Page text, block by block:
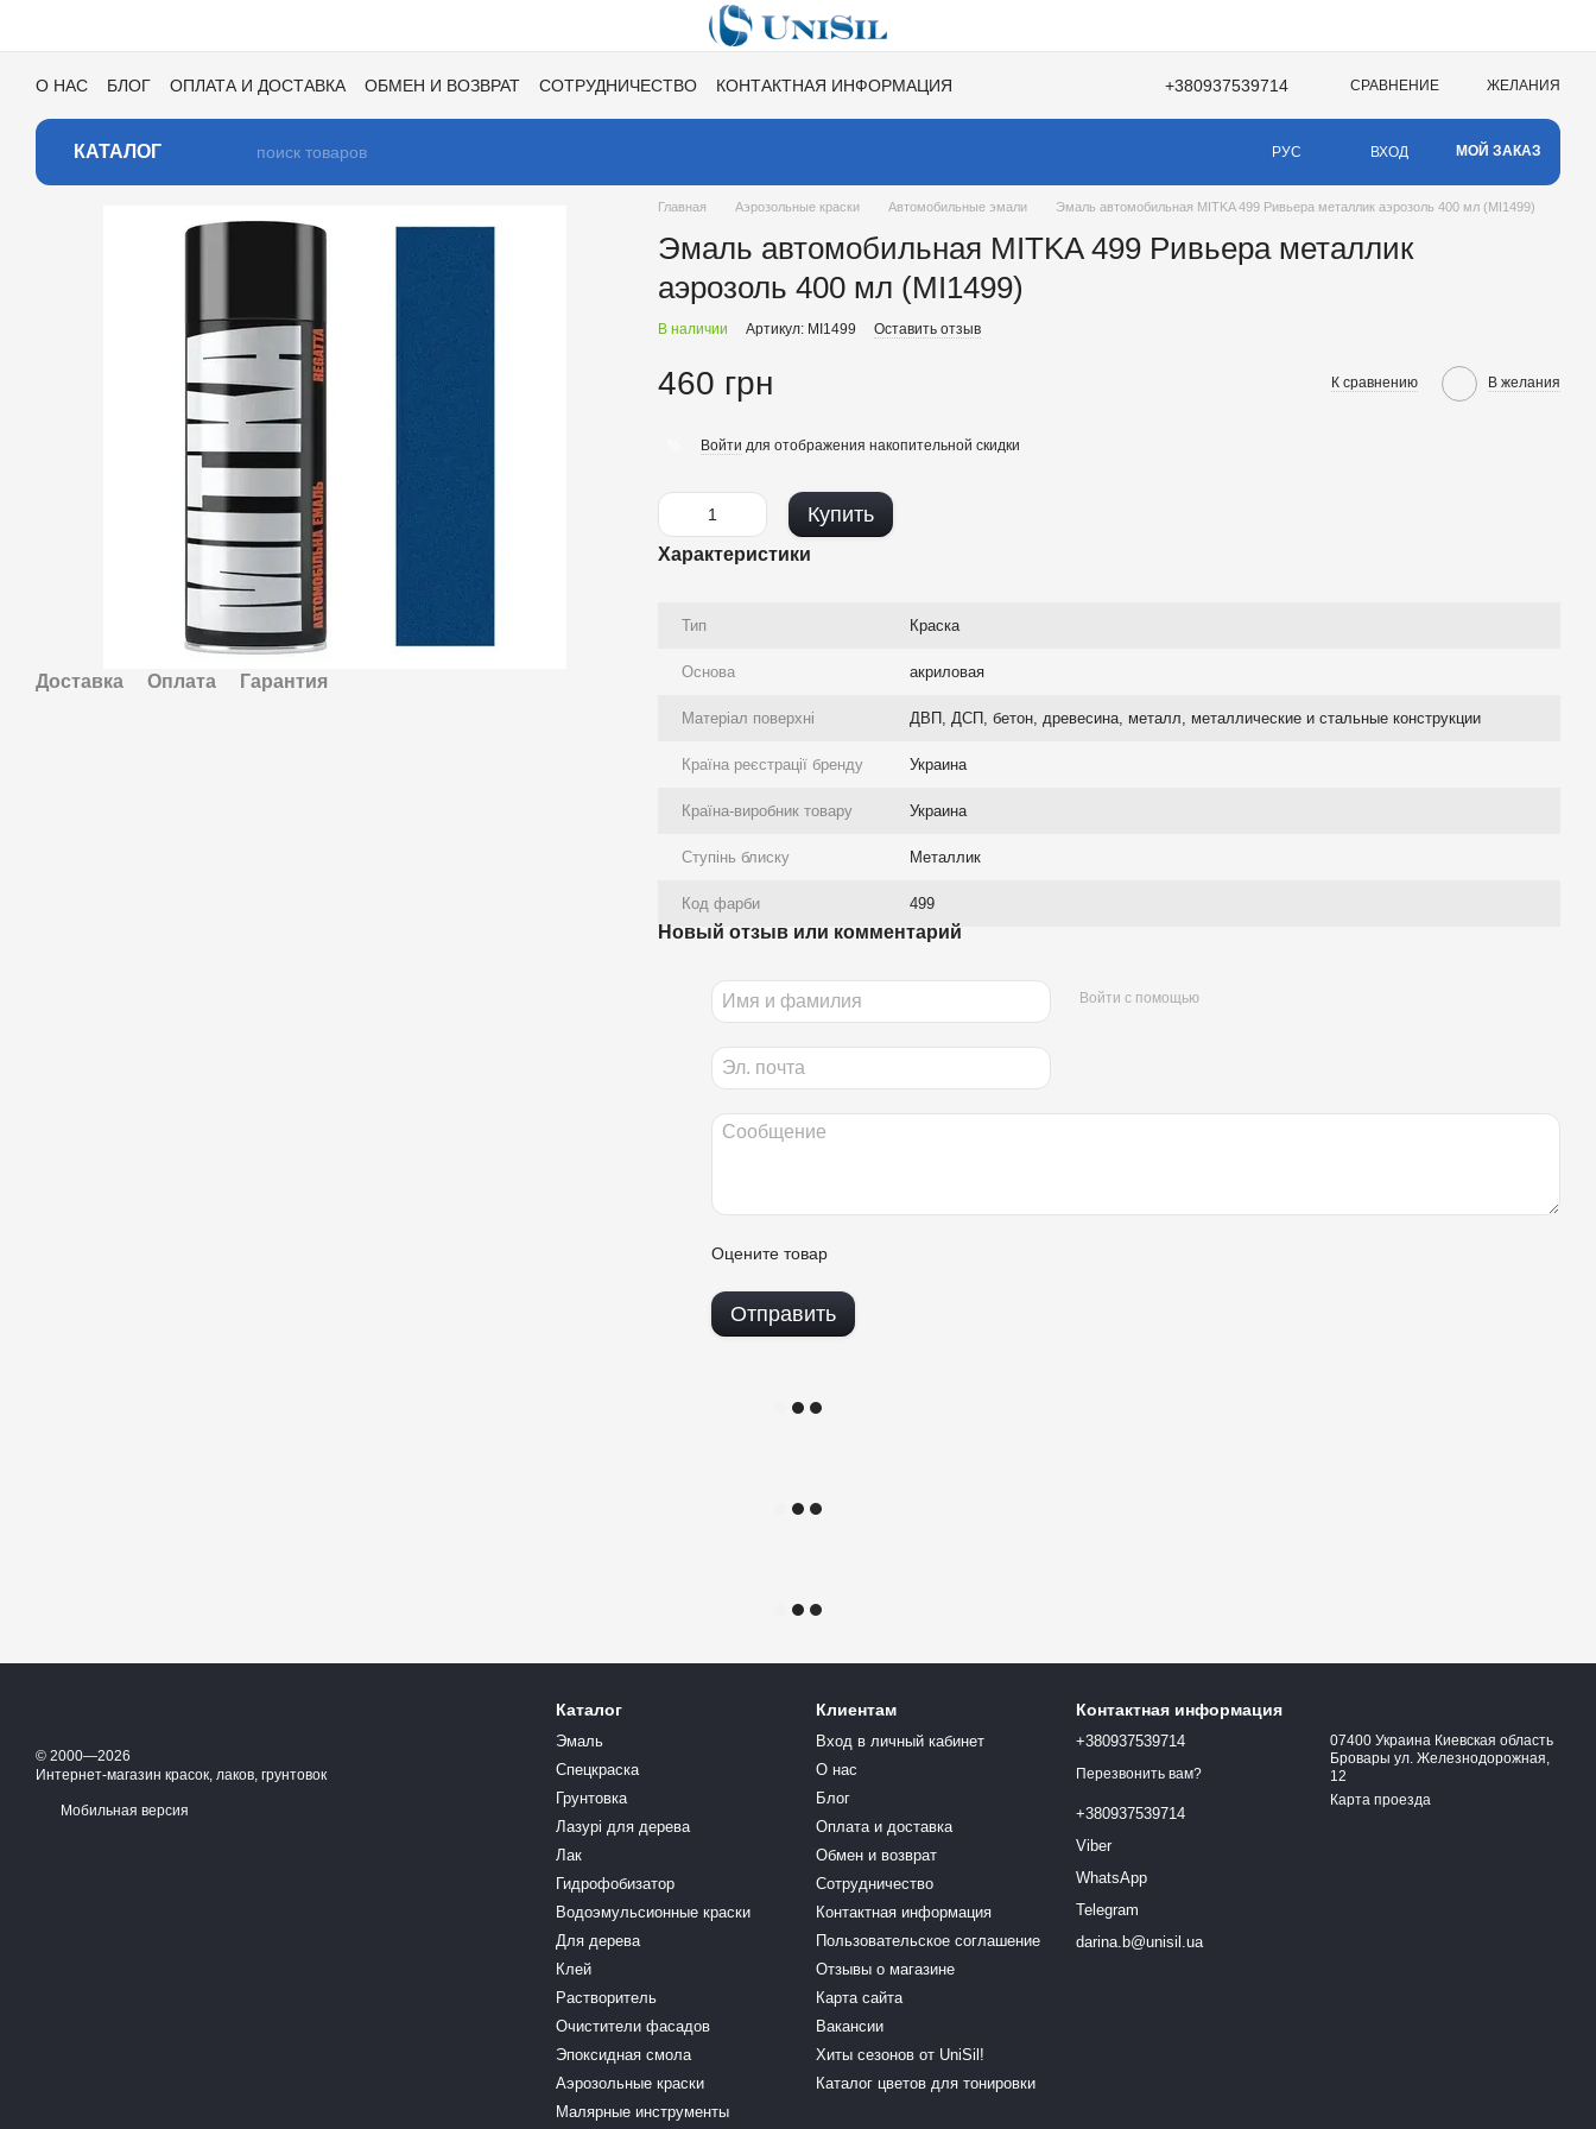
О НАС БЛОГ ОПЛАТА И ДОСТАВКА ОБМЕН И ВОЗВРАТ СОТРУДНИЧЕСТВО
КОНТАКТНАЯ ИНФОРМАЦИЯ
+380937539714 СРАВНЕНИЕ ЖЕЛАНИЯ
КАТАЛОГ РУС ВХОД МОЙ ЗАКАЗ
Доставка Оплата Гарантия
Главная Аэрозольные краски Автомобильные эмали Эмаль автомобильная MITKA 499 Ривьера металлик аэрозоль 400 мл (MI1499)
Эмаль автомобильная MITKA 499 Ривьера металлик
аэрозоль 400 мл (MI1499)
В наличии Артикул: MI1499 Оставить отзыв
460 грн К сравнению В желания
Войти для отображения накопительной скидки
Купить
Характеристики
Тип Краска
Основа акриловая
Матеріал поверхні ДВП, ДСП, бетон, древесина, металл, металлические и стальные конструкции
Країна реєстрації бренду Украина
Країна-виробник товару Украина
Ступінь блиску Металлик
Код фарби 499
Новый отзыв или комментарий
Войти с помощью
Оцените товар
Отправить
© 2000—2026
Интернет-магазин красок, лаков, грунтовок
Мобильная версия
Каталог
Эмаль
Спецкраска
Грунтовка
Лазурі для дерева
Лак
Гидрофобизатор
Водоэмульсионные краски
Для дерева
Клей
Растворитель
Очистители фасадов
Эпоксидная смола
Аэрозольные краски
Малярные инструменты
Клиентам
Вход в личный кабинет
О нас
Блог
Оплата и доставка
Обмен и возврат
Сотрудничество
Контактная информация
Пользовательское соглашение
Отзывы о магазине
Карта сайта
Вакансии
Хиты сезонов от UniSil!
Каталог цветов для тонировки
Контактная информация
+380937539714
Перезвонить вам?
+380937539714
Viber
WhatsApp
Telegram
darina.b@unisil.ua
07400 Украина Киевская область
Бровары ул. Железнодорожная,
12
Карта проезда